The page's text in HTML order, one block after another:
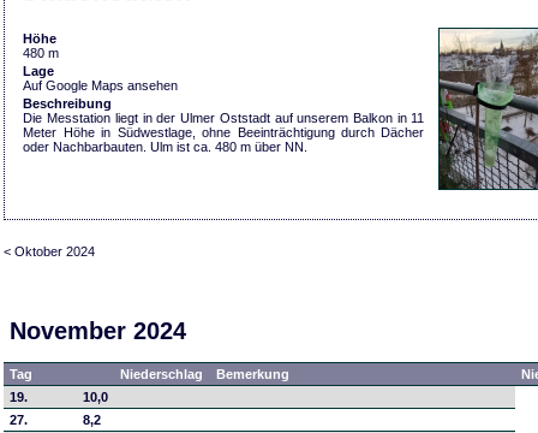
Höhe
480 m
Lage
Auf Google Maps ansehen
Beschreibung
Die Messtation liegt in der Ulmer Oststadt auf unserem Balkon in 11
Meter Höhe in Südwestlage, ohne Beeinträchtigung durch Dächer
oder Nachbarbauten. Ulm ist ca. 480 m über NN.
< Oktober 2024
November 2024
Tag Niederschlag Bemerkung
19.
10,0
27.
8,2